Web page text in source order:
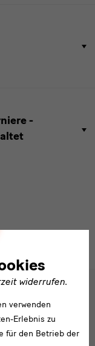
-
widerrufen.
verwenden
Erlebnis zu
für den Betrieb der